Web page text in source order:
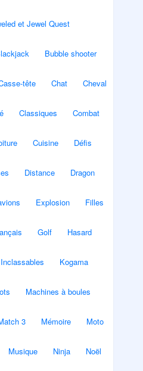
et Jewel Quest
Bubble shooter
tête Chat Cheval
Classiques Combat
Cuisine Défis
Distance Dragon
Explosion Filles
Golf Hasard
Inclassables Kogama
Machines à boules
3 Mémoire Moto
Musique Ninja Noël